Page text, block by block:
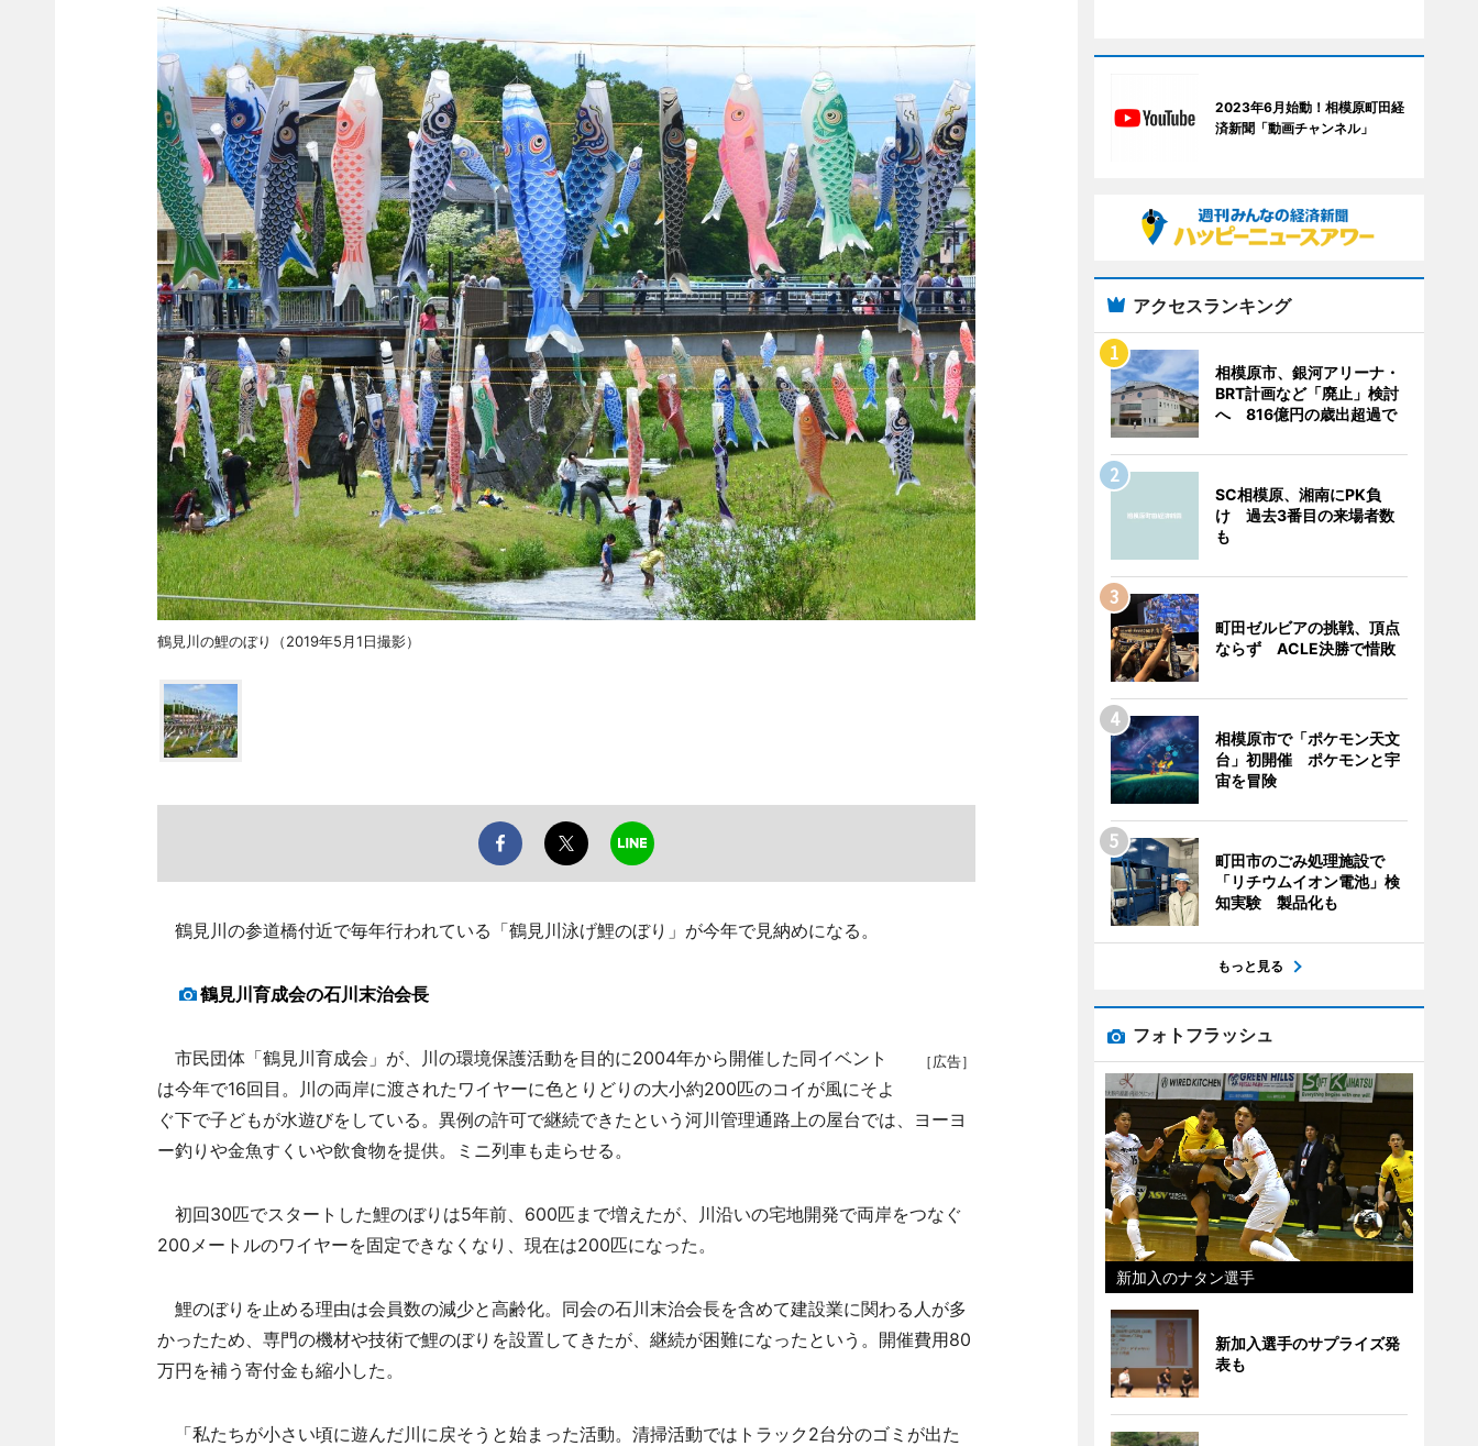
鶴見川の鯉のぼり（2019年5月1日撮影）
鶴見川の参道橋付近で毎年行われている「鶴見川泳げ鯉のぼり」が今年で見納めになる。
鶴見川育成会の石川末治会長
［広告］
市民団体「鶴見川育成会」が、川の環境保護活動を目的に2004年から開催した同イベント
は今年で16回目。川の両岸に渡されたワイヤーに色とりどりの大小約200匹のコイが風にそよ
ぐ下で子どもが水遊びをしている。異例の許可で継続できたという河川管理通路上の屋台では、ヨーヨ
ー釣りや金魚すくいや飲食物を提供。ミニ列車も走らせる。
初回30匹でスタートした鯉のぼりは5年前、600匹まで増えたが、川沿いの宅地開発で両岸をつなぐ
200メートルのワイヤーを固定できなくなり、現在は200匹になった。
鯉のぼりを止める理由は会員数の減少と高齢化。同会の石川末治会長を含めて建設業に関わる人が多
かったため、専門の機材や技術で鯉のぼりを設置してきたが、継続が困難になったという。開催費用80
万円を補う寄付金も縮小した。
「私たちが小さい頃に遊んだ川に戻そうと始まった活動。清掃活動ではトラック2台分のゴミが出た
2023年6月始動！相模原町田経
済新聞「動画チャンネル」
アクセスランキング
相模原市、銀河アリーナ・
BRT計画など「廃止」検討
へ 816億円の歳出超過で
SC相模原、湘南にPK負
け 過去3番目の来場者数
も
町田ゼルビアの挑戦、頂点
ならず ACLE決勝で惜敗
相模原市で「ポケモン天文
台」初開催 ポケモンと宇
宙を冒険
町田市のごみ処理施設で
「リチウムイオン電池」検
知実験 製品化も
もっと見る
フォトフラッシュ
新加入のナタン選手
新加入選手のサプライズ発
表も